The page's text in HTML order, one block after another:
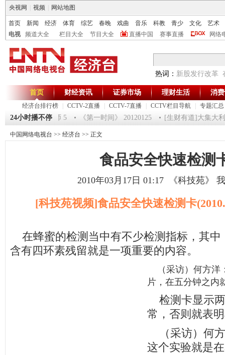
央视网 视频 网站地图
首页 新闻 经济 体育 综艺 春晚 戏曲 音乐 科教 青少 文化
艺术
电视
频道大全 栏目大全 节目大全 直播中国 赛事直播 网络
热词： 新股发行改革
首页
经济台排行榜 CCTV-2直播 CCTV-7直播 CCTV栏目导航 专题汇总
财经资讯 证券市场 理财生活 消
24小时播不停
2012-超级魔术师 5 《第一时间》 20120125 [生财有道]大集大利
中国网络电视台 >> 经济台 >> 正文
食品安全快速检测
2010年03月17日 01:17 《科技苑》
[科技苑视频]食品安全快速检测卡
在蜂蜜的检测当中有不少检测指标，其中
含有四环素残留就是一项重要的内容。
（采访）何方洋
片，在五分钟之内
检测卡显示
常，否则就表
（采访）何
这个实验就是